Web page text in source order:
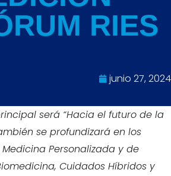
RIES
junio 27, 2024
será “Hacia el futuro de la
se profundizará en los
Personalizada y de
Cuidados Híbridos y